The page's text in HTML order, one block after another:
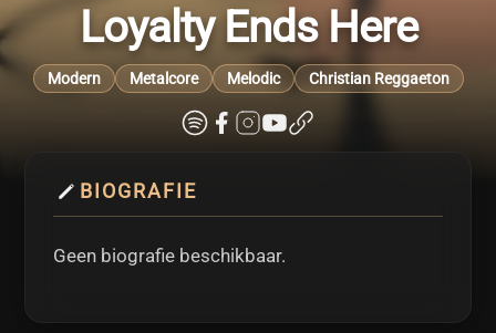
Loyalty Ends Here
Modern Metalcore Melodic Christian Reggaeton
BIOGRAFIE
Geen biografie beschikbaar.